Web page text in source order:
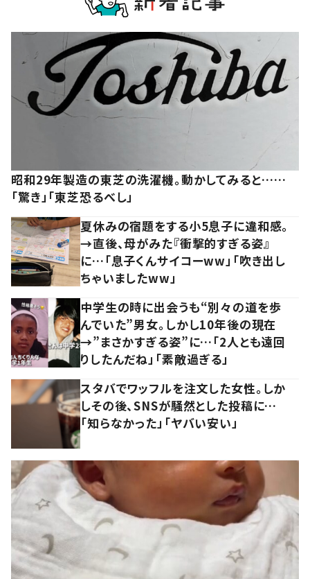
昭和29年製造の東芝の洗濯機。動かしてみると……
「驚き」「東芝恐るべし」
夏休みの宿題をする小5息子に違和感。
→直後、母がみた『衝撃的すぎる姿』
に…「息子くんサイコーww」「吹き出し
ちゃいましたww」
中学生の時に出会うも“別々の道を歩
んでいた”男女。しかし10年後の現在
→”まさかすぎる姿”に…「2人とも遠回
りしたんだね」「素敵過ぎる」
スタバでワッフルを注文した女性。しか
しその後、SNSが騒然とした投稿に…
「知らなかった」「ヤバい安い」